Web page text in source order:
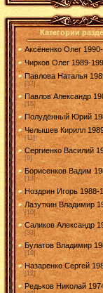
Категории
Аксёненко Олег
Чирков Олег 1989-
Павлова Наталья
[37]
Павлов Александр
[15]
Полудённый Юрий
Челышев Кирилл
[11]
Сергиенко Василий
[9]
Борисенков Вадим
[13]
Ноздрин Игорь 1988-
Лазуткин Владимир
[10]
Саликов Александр
[33]
Булатов Владимир
[19]
Назаренко Сергей
[12]
Редьков Николай